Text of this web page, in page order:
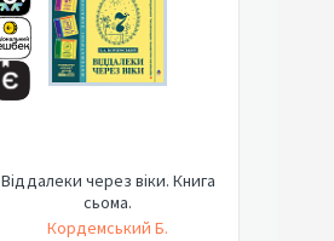
Віддалеки через віки. Книга
сьома.
Кордемський Б.